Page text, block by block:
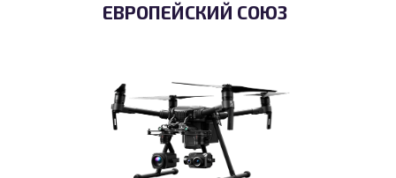
ЕВРОПЕЙСКИЙ СОЮЗ